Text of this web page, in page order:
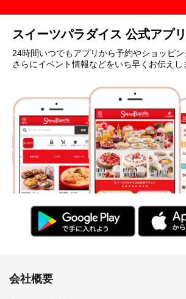
スイーツパラダイス 公式アプ
24時間いつでもアプリから予約やショッピン
さらにイベント情報などをいち早くお伝えし
会社概要